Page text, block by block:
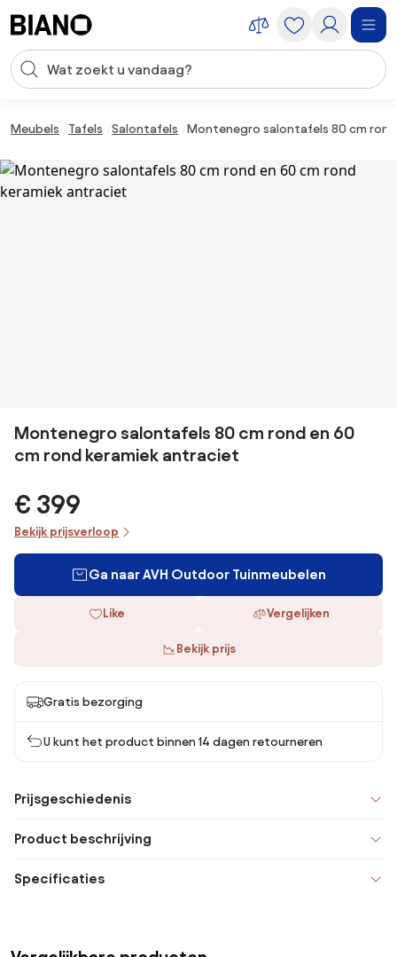
Zoekopdracht invoeren
Meubels Tafels Salontafels Montenegro salontafels 80 cm
Montenegro salontafels 80 cm rond en 60
cm rond keramiek antraciet
€ 399
Bekijk prijsverloop
Ga naar AVH Outdoor Tuinmeubelen
Like Vergelijken
Bekijk prijs
Gratis bezorging
U kunt het product binnen 14 dagen retourneren
Prijsgeschiedenis
Product beschrijving
Specificaties